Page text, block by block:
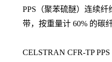
PPS（聚苯硫醚）连续
带，按重量计 60% 的碳纤
CELSTRAN CFR-TP PPS